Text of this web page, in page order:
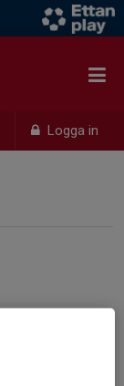
Logga in